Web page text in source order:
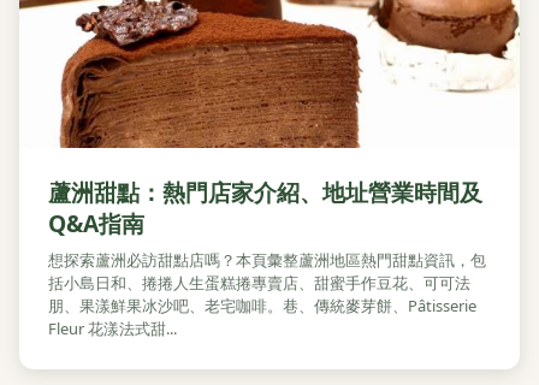
蘆洲甜點：熱門店家介紹、地址營業時間及
Q&A指南
想探索蘆洲必訪甜點店嗎？本頁彙整蘆洲地區熱門甜點資訊，包
括小島日和、捲捲人生蛋糕捲專賣店、甜蜜手作豆花、可可法
朋、果漾鮮果冰沙吧、老宅咖啡。巷、傳統麥芽餅、Pâtisserie
Fleur 花漾法式甜...